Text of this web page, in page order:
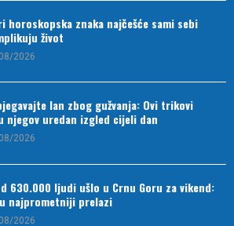
horoskopska znaka najčešće sami sebi
život
2026
lan zbog gužvanja: Ovi trikovi
njegov uredan izgled cijeli dan
2026
630.000 ljudi ušlo u Crnu Goru za vikend:
najprometniji prelazi
2026